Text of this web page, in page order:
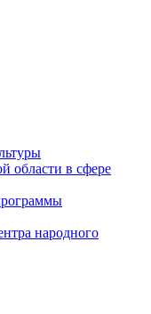
области в сфере
народного